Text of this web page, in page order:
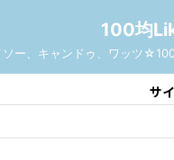
100均
ソー、キャンドゥ、ワッツ
サ